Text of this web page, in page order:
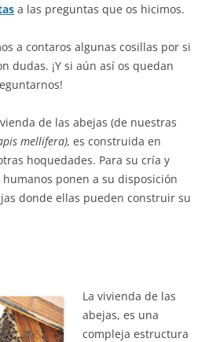
a las preguntas que os hicimos.
a contaros algunas cosillas por si
dudas. ¡Y si aún así os quedan
de las abejas (de nuestras
mellifera), es construida en
hoquedades. Para su cría y
ponen a su disposición
donde ellas pueden construir su
La vivienda de las
abejas, es una
compleja estructura